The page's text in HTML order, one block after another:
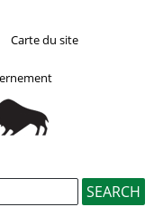
Carte du site